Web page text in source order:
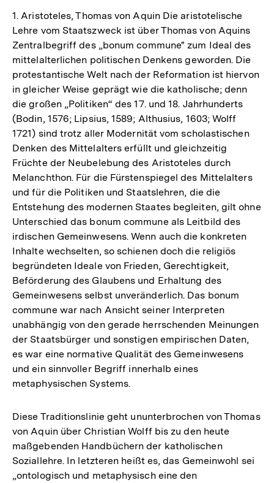
1. Aristoteles, Thomas von Aquin Die aristotelische
Lehre vom Staatszweck ist über Thomas von Aquins
Zentralbegriff des „bonum commune" zum Ideal des
mittelalterlichen politischen Denkens geworden. Die
protestantische Welt nach der Reformation ist hiervon
in gleicher Weise geprägt wie die katholische; denn
die großen „Politiken“ des 17. und 18. Jahrhunderts
(Bodin, 1576; Lipsius, 1589; Althusius, 1603; Wolff
1721) sind trotz aller Modernität vom scholastischen
Denken des Mittelalters erfüllt und gleichzeitig
Früchte der Neubelebung des Aristoteles durch
Melanchthon. Für die Fürstenspiegel des Mittelalters
und für die Politiken und Staatslehren, die die
Entstehung des modernen Staates begleiten, gilt ohne
Unterschied das bonum commune als Leitbild des
irdischen Gemeinwesens. Wenn auch die konkreten
Inhalte wechselten, so schienen doch die religiös
begründeten Ideale von Frieden, Gerechtigkeit,
Beförderung des Glaubens und Erhaltung des
Gemeinwesens selbst unveränderlich. Das bonum
commune war nach Ansicht seiner Interpreten
unabhängig von den gerade herrschenden Meinungen
der Staatsbürger und sonstigen empirischen Daten,
es war eine normative Qualität des Gemeinwesens
und ein sinnvoller Begriff innerhalb eines
metaphysischen Systems.
Diese Traditionslinie geht ununterbrochen von Thomas
von Aquin über Christian Wolff bis zu den heute
maßgebenden Handbüchern der katholischen
Soziallehre. In letzteren heißt es, das Gemeinwohl sei
„ontologisch und metaphysisch eine den